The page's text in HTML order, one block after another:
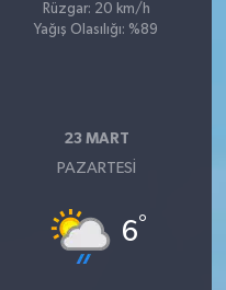
Rüzgar: 20 km/h
Yağış Olasılığı: %89
23 MART
PAZARTESI
6°